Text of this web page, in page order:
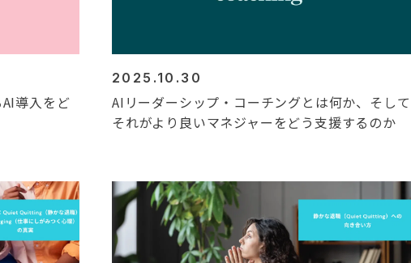
導入をど
2025.10.30
AIリーダーシップ・コーチングとは何か、そして
それがより良いマネジャーをどう支援するのか